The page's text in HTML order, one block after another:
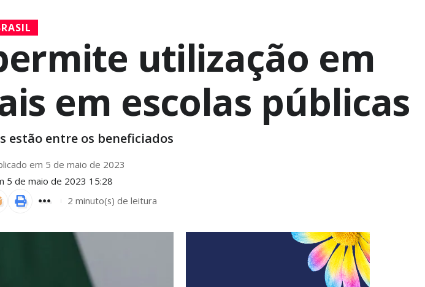
utilização em
em escolas públicas
estão entre os beneficiados
5 de maio de 2023 15:28
em 5 de maio de 2023
2 minuto(s) de leitura